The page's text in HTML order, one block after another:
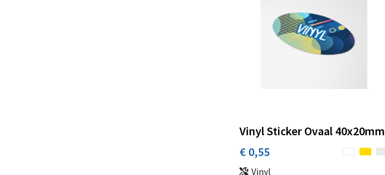
Vinyl Sticker Ovaal 40x20mm
€ 0,55
Vinyl